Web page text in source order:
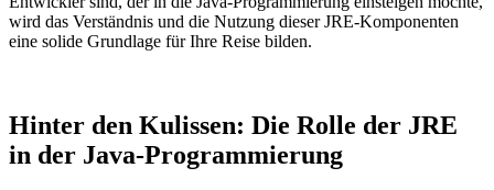
wird das Verständnis und die Nutzung dieser JRE-Komponenten
eine solide Grundlage für Ihre Reise bilden.
Hinter den Kulissen: Die Rolle der JRE
in der Java-Programmierung